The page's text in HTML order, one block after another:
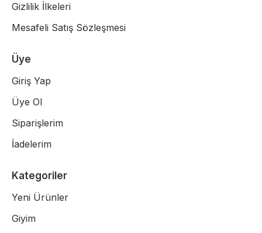
Gizlilik İlkeleri
Mesafeli Satış Sözleşmesi
Üye
Giriş Yap
Üye Ol
Siparişlerim
İadelerim
Kategoriler
Yeni Ürünler
Giyim